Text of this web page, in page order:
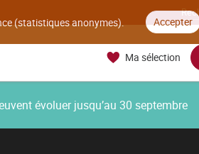
(statistiques anonymes). Accepter
Ma sélection
évoluer jusqu’au 30 septembre